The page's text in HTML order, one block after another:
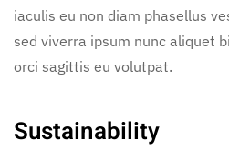
iaculis eu non diam phasellus
sed viverra ipsum nunc aliquet
orci sagittis eu volutpat.
Sustainability